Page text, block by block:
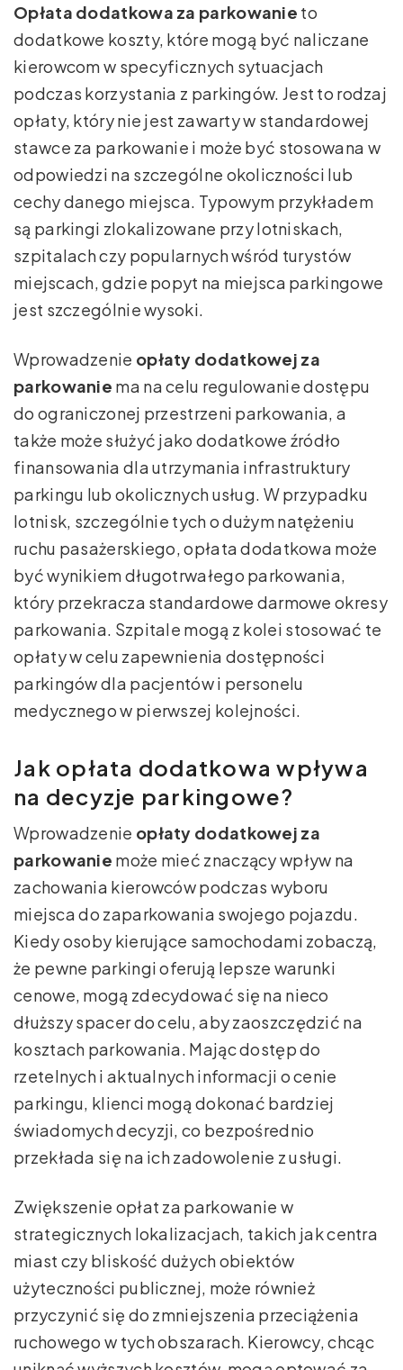
Opłata dodatkowa za parkowanie to
dodatkowe koszty, które mogą być naliczane
kierowcom w specyficznych sytuacjach
podczas korzystania z parkingów. Jest to rodzaj
opłaty, który nie jest zawarty w standardowej
stawce za parkowanie i może być stosowana w
odpowiedzi na szczególne okoliczności lub
cechy danego miejsca. Typowym przykładem
są parkingi zlokalizowane przy lotniskach,
szpitalach czy popularnych wśród turystów
miejscach, gdzie popyt na miejsca parkingowe
jest szczególnie wysoki.
Wprowadzenie opłaty dodatkowej za
parkowanie ma na celu regulowanie dostępu
do ograniczonej przestrzeni parkowania, a
także może służyć jako dodatkowe źródło
finansowania dla utrzymania infrastruktury
parkingu lub okolicznych usług. W przypadku
lotnisk, szczególnie tych o dużym natężeniu
ruchu pasażerskiego, opłata dodatkowa może
być wynikiem długotrwałego parkowania,
który przekracza standardowe darmowe okresy
parkowania. Szpitale mogą z kolei stosować te
opłaty w celu zapewnienia dostępności
parkingów dla pacjentów i personelu
medycznego w pierwszej kolejności.
Jak opłata dodatkowa wpływa
na decyzje parkingowe?
Wprowadzenie opłaty dodatkowej za
parkowanie może mieć znaczący wpływ na
zachowania kierowców podczas wyboru
miejsca do zaparkowania swojego pojazdu.
Kiedy osoby kierujące samochodami zobaczą,
że pewne parkingi oferują lepsze warunki
cenowe, mogą zdecydować się na nieco
dłuższy spacer do celu, aby zaoszczędzić na
kosztach parkowania. Mając dostęp do
rzetelnych i aktualnych informacji o cenie
parkingu, klienci mogą dokonać bardziej
świadomych decyzji, co bezpośrednio
przekłada się na ich zadowolenie z usługi.
Zwiększenie opłat za parkowanie w
strategicznych lokalizacjach, takich jak centra
miast czy bliskość dużych obiektów
użyteczności publicznej, może również
przyczynić się do zmniejszenia przeciążenia
ruchowego w tych obszarach. Kierowcy, chcąc